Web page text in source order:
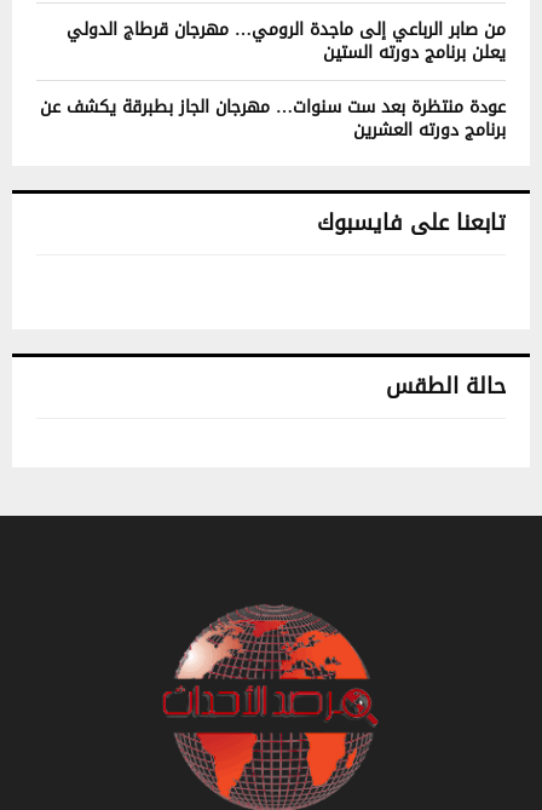
من صابر الرباعي إلى ماجدة الرومي… مهرجان قرطاج الدولي
يعلن برنامج دورته الستين
عودة منتظرة بعد ست سنوات… مهرجان الجاز بطبرقة يكشف عن
برنامج دورته العشرين
تابعنا على فايسبوك
حالة الطقس